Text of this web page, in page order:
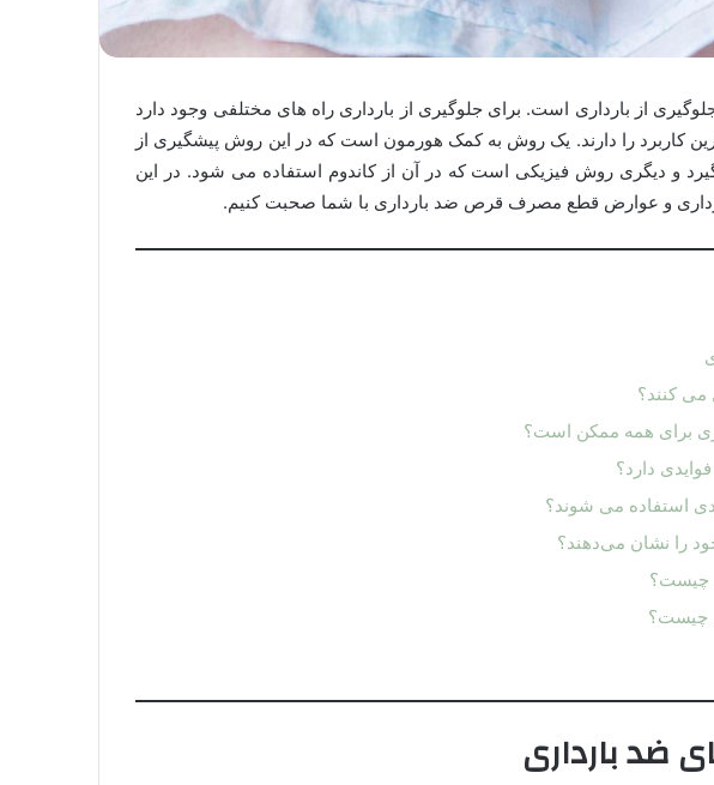
از بارداری است. برای جلوگیری از بارداری راه های مختلفی وجود دارد
کاربرد را دارند. یک روش به کمک هورمون است که در این روش پیشگیری از
و دیگری روش فیزیکی است که در آن از کاندوم استفاده می شود. در این
و عوارض قطع مصرف قرص ضد بارداری با شما صحبت کنیم.
کنند؟
برای همه ممکن است؟
دارد؟
استفاده می شوند؟
را نشان می‌دهند؟
چیست؟
چیست؟
ضد بارداری